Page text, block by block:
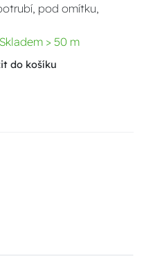
pod omítku,
Skladem > 50 m
do košíku